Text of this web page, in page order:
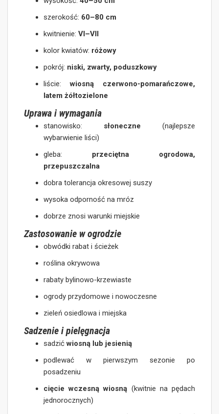
szerokość: 60–80 cm
kwitnienie:VI–VII
kolor kwiatów: różowy
pokrój: niski, zwarty, poduszkowy
liście:wiosną czerwono-pomarańczowe,
latem żółtozielone
Uprawa i wymagania
stanowisko: słoneczne (najlepsze
wybarwienie liści)
gleba: przeciętna ogrodowa,
przepuszczalna
dobra tolerancja okresowej suszy
wysoka odporność na mróz
dobrze znosi warunki miejskie
Zastosowanie w ogrodzie
obwódki rabat i ścieżek
roślina okrywowa
rabaty bylinowo-krzewiaste
ogrody przydomowe i nowoczesne
zieleń osiedlowa i miejska
Sadzenie i pielęgnacja
sadzićwiosną lub jesienią
podlewać w pierwszym sezonie po
posadzeniu
cięcie wczesną wiosną (kwitnie na pędach
jednorocznych)